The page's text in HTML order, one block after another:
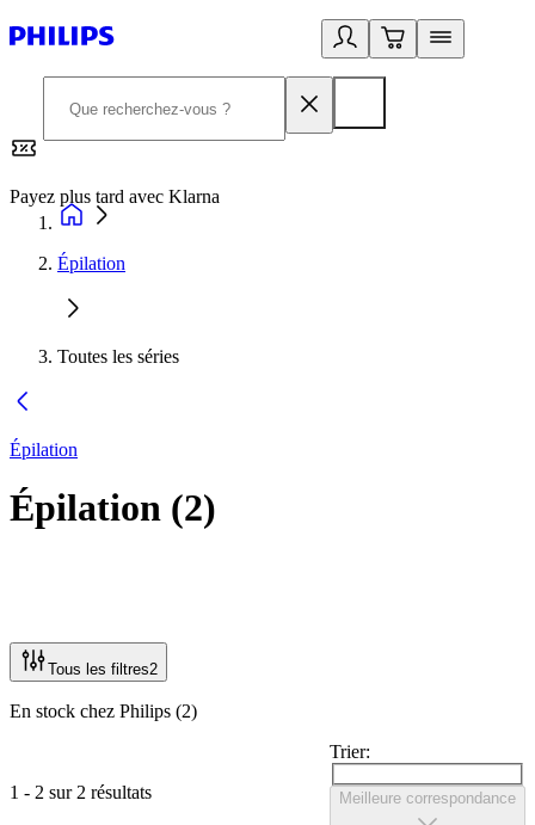
Payez plus tard avec Klarna
Épilation
Toutes les séries
Épilation
Épilation (2)
Tous les filtres2
En stock chez Philips (2)
1 - 2 sur 2 résultats
Trier:
Meilleure correspondance